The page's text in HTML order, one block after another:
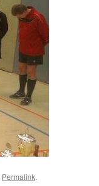
Permalink.